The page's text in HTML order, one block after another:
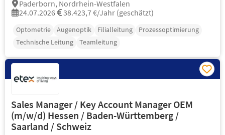
Paderborn, Nordrhein-Westfalen
24.07.2026
38.423,7 €/Jahr (geschätzt)
Optometrie Augenoptik Filialleitung
Prozessoptimierung
Technische Leitung
Teamleitung
Sales Manager / Key Account Manager OEM
(m/w/d) Hessen / Baden-Württemberg /
Saarland / Schweiz